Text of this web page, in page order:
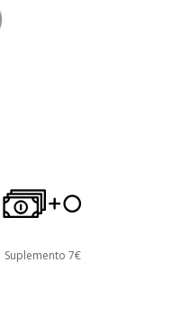
Suplemento 7€